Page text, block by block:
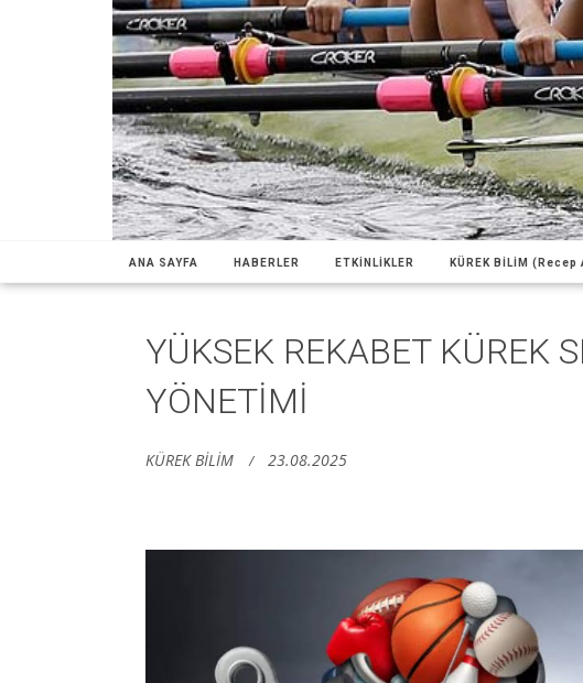
ANA SAYFA HABERLER ETKİNLİKLER KÜREK BİLİM (Recep
YÜKSEK REKABET KÜREK
YÖNETİMİ
KÜREK BİLİM 23.08.2025